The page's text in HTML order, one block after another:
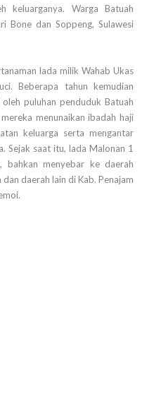
keluarganya. Warga Batuah
Bone dan Soppeng, Sulawesi
lada milik Wahab Ukas
Beberapa tahun kemudian
puluhan penduduk Batuah
menunaikan ibadah haji
keluarga serta mengantar
Sejak saat itu, lada Malonan 1
bahkan menyebar ke daerah
daerah lain di Kab. Penajam